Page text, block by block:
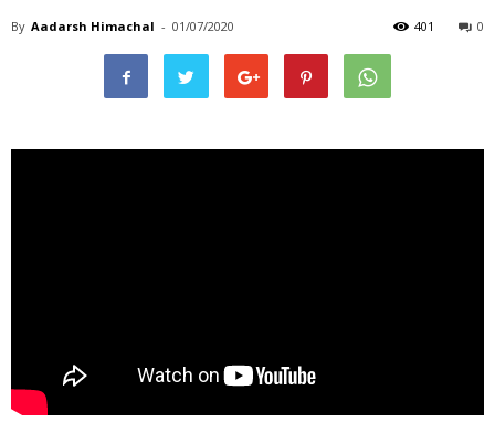
By Aadarsh Himachal - 01/07/2020 0
401